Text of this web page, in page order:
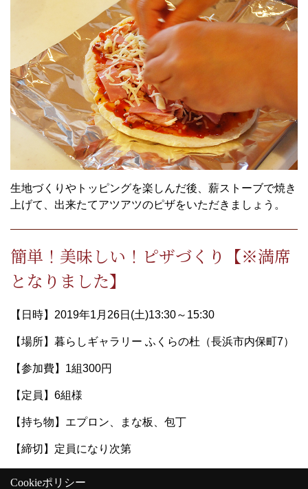
生地づくりやトッピングを楽しんだ後、薪ストーブで焼き
上げて、出来たてアツアツのピザをいただきましょう。
簡単！美味しい！ピザづくり【※満席
となりました】
【日時】2019年1月26日(土)13:30～15:30
【場所】暮らしギャラリー ふくらの杜（長浜市内保町7）
【参加費】1組300円
【定員】6組様
【持ち物】エプロン、まな板、包丁
【締切】定員になり次第
※満席となりました。今後は、キャンセル待ちでの受付と
Cookieポリシー